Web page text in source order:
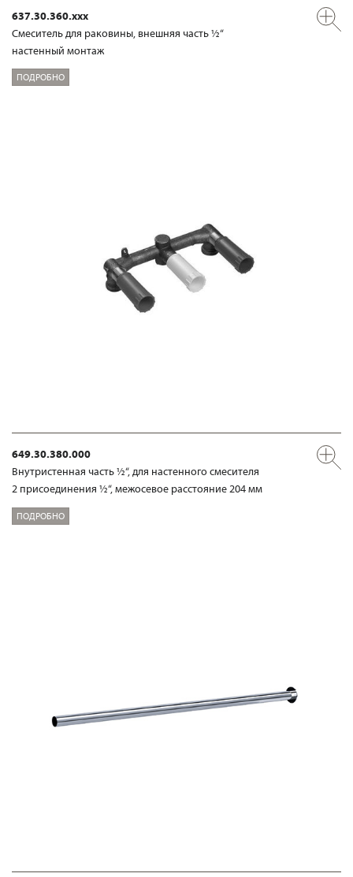
637.30.360.xxx
Смеситель для раковины, внешняя часть ½“
настенный монтаж
ПОДРОБНО
649.30.380.000
Внутристенная часть ½“, для настенного смесителя
2 присоединения ½“, межосевое расстояние 204 мм
ПОДРОБНО